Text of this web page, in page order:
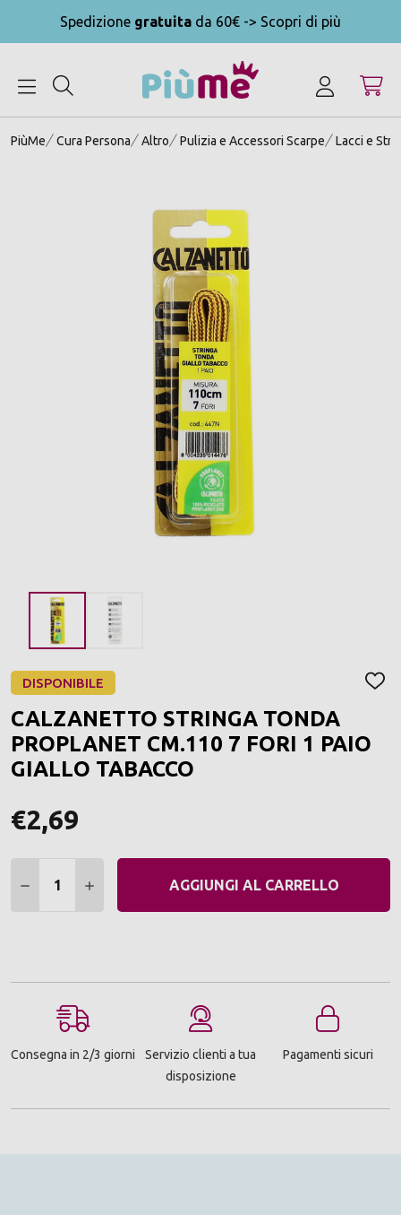
Spedizione gratuita da 60€ -> Scopri di più
PiùMe Cura Persona Altro Pulizia e Accessori Scarpe Lacci e
DISPONIBILE
CALZANETTO STRINGA TONDA
PROPLANET CM.110 7 FORI 1 PAIO
GIALLO TABACCO
€2,69
DIMINUIRE QUANTITÀ:
AUMENTARE QUANTITÀ:
AGGIUNGI AL CARRELLO
Consegna in 2/3 giorni
Servizio clienti a tua
disposizione
Pagamenti sicuri